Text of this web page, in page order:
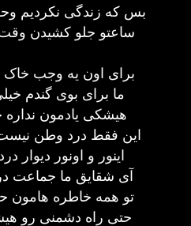
بس که زندگی نکردیم
ساعتو جلو کشیدن
برای اون یه وجب خاک
ما برای بوی گندم
هیشکی یادمون نداره
این فقط درد وطن نیست
اینور و اونور دیوار
آی شقایق ما جماعت
تو همه خاطره هامون
حتی راه دشمنی رو